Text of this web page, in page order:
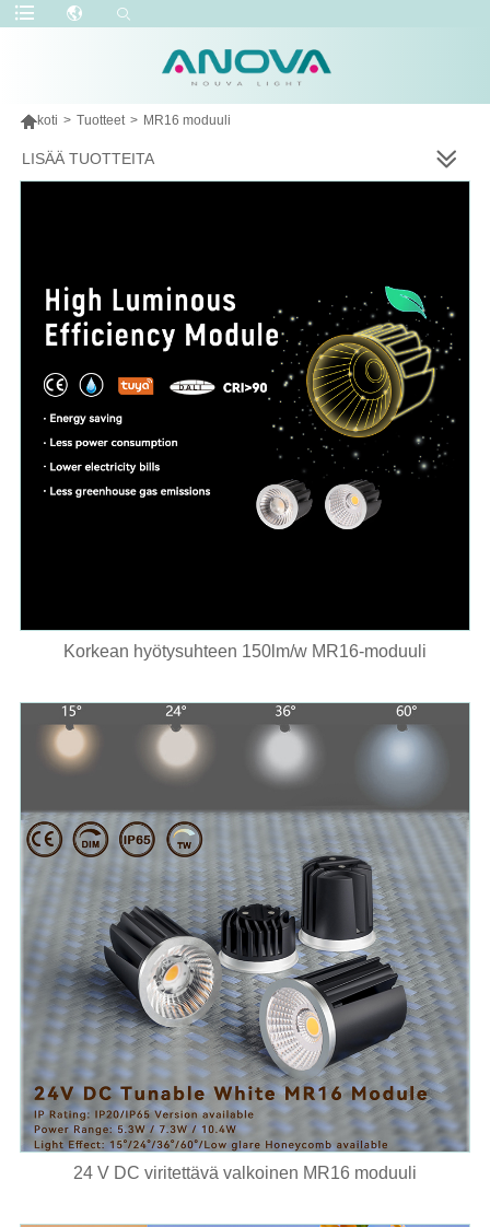
koti > Tuotteet > MR16 moduuli
LISÄÄ TUOTTEITA
Korkean hyötysuhteen 150lm/w MR16-moduuli
24 V DC viritettävä valkoinen MR16 moduuli